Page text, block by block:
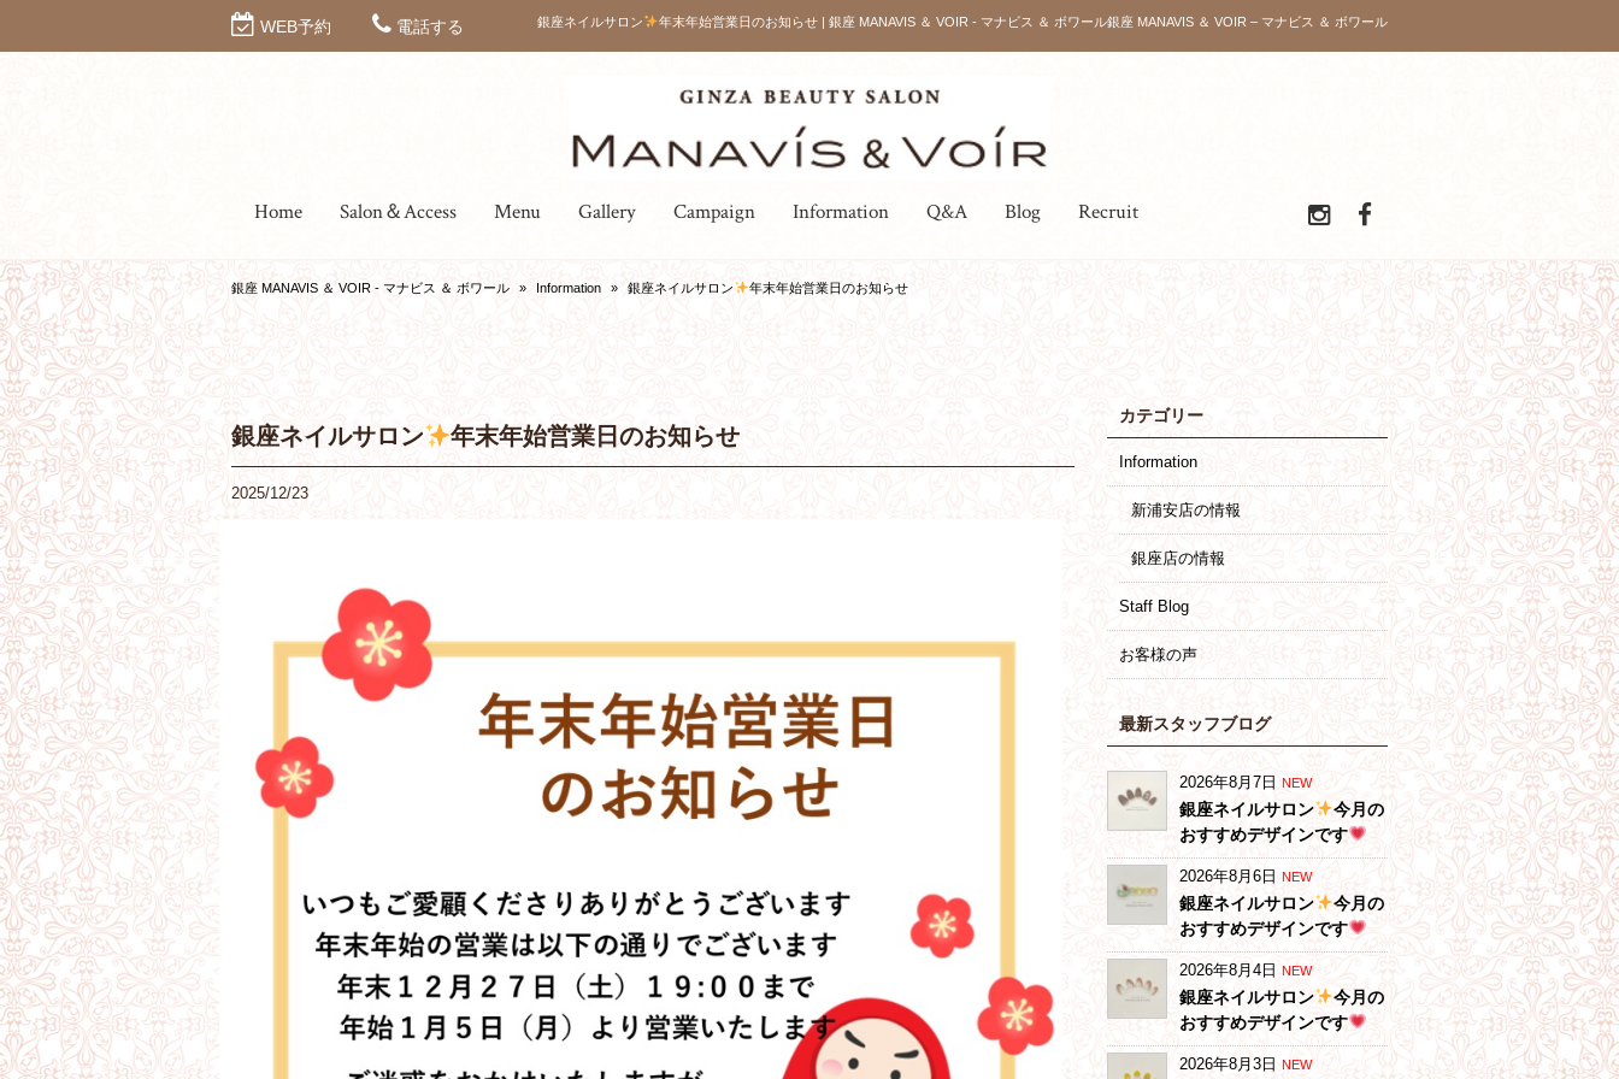
WEB予約 電話する 銀座ネイルサロン 年末年始営業日のお知らせ | 銀座 MANAVIS ＆ VOIR - マナビス ＆ ボワール銀座 MANAVIS ＆ VOIR – マナビス ＆ ボワール
Home Salon＆Access Menu Gallery Campaign Information Q&A Blog Recruit
銀座 MANAVIS ＆ VOIR - マナビス ＆ ボワール » Information » 銀座ネイルサロン 年末年始営業日のお知らせ
銀座ネイルサロン 年末年始営業日のお知らせ
2025/12/23
カテゴリー
Information
新浦安店の情報
銀座店の情報
Staff Blog
お客様の声
最新スタッフブログ
2026年8月7日 NEW
銀座ネイルサロン
今月の
おすすめデザインです
2026年8月6日 NEW
銀座ネイルサロン
今月の
おすすめデザインです
2026年8月4日 NEW
銀座ネイルサロン
今月の
おすすめデザインです
2026年8月3日 NEW